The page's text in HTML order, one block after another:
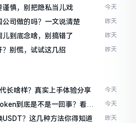
慎，别把隐私当儿戏 今天
司做的吗？一文说清楚 昨天
到底念啥，别搞错了 昨天
别慌，试试这几招 昨天
长啥样？真实上手体验分享 今天
到底是不是一回事？看完
今天
？这几种方法你得知道 昨天